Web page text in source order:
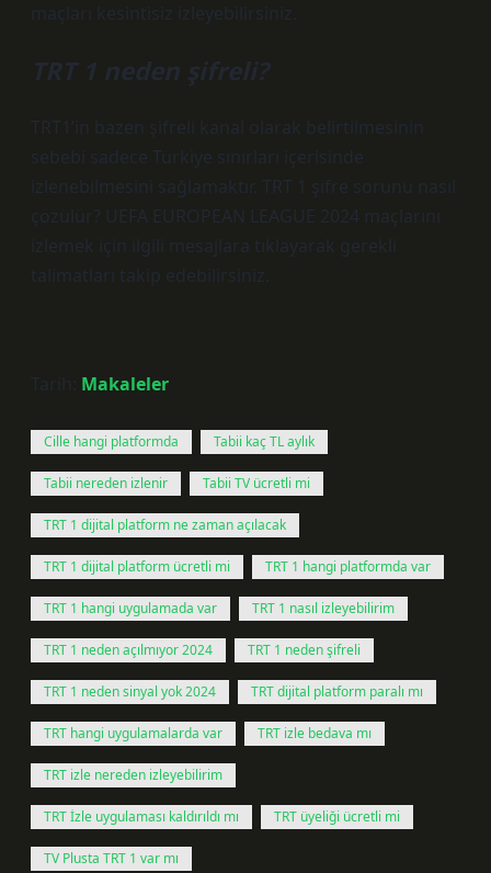
maçları kesintisiz izleyebilirsiniz.
TRT 1 neden şifreli?
TRT1’in bazen şifreli kanal olarak belirtilmesinin
sebebi sadece Türkiye sınırları içerisinde
izlenebilmesini sağlamaktır. TRT 1 şifre sorunu nasıl
çözülür? UEFA EUROPEAN LEAGUE 2024 maçlarını
izlemek için ilgili mesajlara tıklayarak gerekli
talimatları takip edebilirsiniz.
Tarih: Makaleler
Cille hangi platformda Tabii kaç TL aylık
Tabii nereden izlenir Tabii TV ücretli mi
TRT 1 dijital platform ne zaman açılacak
TRT 1 dijital platform ücretli mi TRT 1 hangi platformda var
TRT 1 hangi uygulamada var TRT 1 nasıl izleyebilirim
TRT 1 neden açılmıyor 2024 TRT 1 neden şifreli
TRT 1 neden sinyal yok 2024 TRT dijital platform paralı mı
TRT hangi uygulamalarda var TRT izle bedava mı
TRT izle nereden izleyebilirim
TRT İzle uygulaması kaldırıldı mı TRT üyeliği ücretli mi
TV Plusta TRT 1 var mı